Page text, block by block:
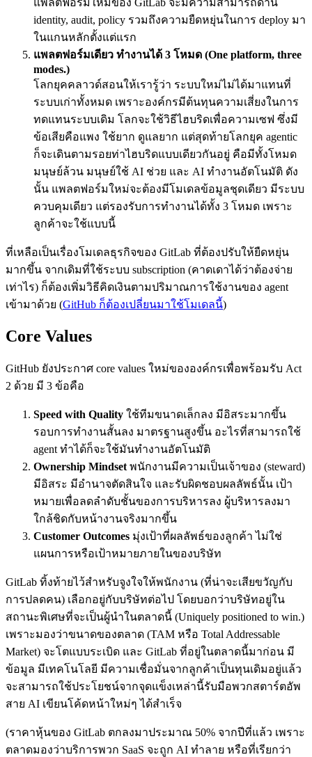
แพลตฟอร์มใหม่ของ GitLab จะมีความสามารถด้าน
identity, audit, policy รวมถึงความยืดหยุ่นในการ deploy มา
ในแกนหลักตั้งแต่แรก
แพลตฟอร์มเดียว ทำงานได้ 3 โหมด (One platform, three
modes.)
โลกยุคคลาวด์สอนให้เรารู้ว่า ระบบใหม่ไม่ได้มาแทนที่
ระบบเก่าทั้งหมด เพราะองค์กรมีต้นทุนความเสี่ยงในการ
ทดแทนระบบเดิม โลกจะใช้วิธีไฮบริดเพื่อความเซฟ ซึ่งมี
ข้อเสียคือแพง ใช้ยาก ดูแลยาก แต่สุดท้ายโลกยุค agentic
ก็จะเดินตามรอยท่าไฮบริดแบบเดียวกันอยู่ คือมีทั้งโหมด
มนุษย์ล้วน มนุษย์ใช้ AI ช่วย และ AI ทำงานอัตโนมัติ ดัง
นั้น แพลตฟอร์มใหม่จะต้องมีโมเดลข้อมูลชุดเดียว มีระบบ
ควบคุมเดียว แต่รองรับการทำงานได้ทั้ง 3 โหมด เพราะ
ลูกค้าจะใช้แบบนี้
ที่เหลือเป็นเรื่องโมเดลธุรกิจของ GitLab ที่ต้องปรับให้ยืดหยุ่น
มากขึ้น จากเดิมที่ใช้ระบบ subscription (คาดเดาได้ว่าต้องจ่าย
เท่าไร) ก็ต้องเพิ่มวิธีคิดเงินตามปริมาณการใช้งานของ agent
เข้ามาด้วย (GitHub ก็ต้องเปลี่ยนมาใช้โมเดลนี้)
Core Values
GitHub ยังประกาศ core values ใหม่ขององค์กรเพื่อพร้อมรับ Act
2 ด้วย มี 3 ข้อคือ
Speed with Quality ใช้ทีมขนาดเล็กลง มีอิสระมากขึ้น
รอบการทำงานสั้นลง มาตรฐานสูงขึ้น อะไรที่สามารถใช้
agent ทำได้ก็จะใช้มันทำงานอัตโนมัติ
Ownership Mindset พนักงานมีความเป็นเจ้าของ (steward)
มีอิสระ มีอำนาจตัดสินใจ และรับผิดชอบผลลัพธ์นั้น เป้า
หมายเพื่อลดลำดับชั้นของการบริหารลง ผู้บริหารลงมา
ใกล้ชิดกับหน้างานจริงมากขึ้น
Customer Outcomes มุ่งเป้าที่ผลลัพธ์ของลูกค้า ไม่ใช่
แผนการหรือเป้าหมายภายในของบริษัท
GitLab ทิ้งท้ายไว้สำหรับจูงใจให้พนักงาน (ที่น่าจะเสียขวัญกับ
การปลดคน) เลือกอยู่กับบริษัทต่อไป โดยบอกว่าบริษัทอยู่ใน
สถานะพิเศษที่จะเป็นผู้นำในตลาดนี้ (Uniquely positioned to win.)
เพราะมองว่าขนาดของตลาด (TAM หรือ Total Addressable
Market) จะโตแบบระเบิด และ GitLab ที่อยู่ในตลาดนี้มาก่อน มี
ข้อมูล มีเทคโนโลยี มีความเชื่อมั่นจากลูกค้าเป็นทุนเดิมอยู่แล้ว
จะสามารถใช้ประโยชน์จากจุดแข็งเหล่านี้รับมือพวกสตาร์ตอัพ
สาย AI เขียนโค้ดหน้าใหม่ๆ ได้สำเร็จ
(ราคาหุ้นของ GitLab ตกลงมาประมาณ 50% จากปีที่แล้ว เพราะ
ตลาดมองว่าบริการพวก SaaS จะถูก AI ทำลาย หรือที่เรียกว่า